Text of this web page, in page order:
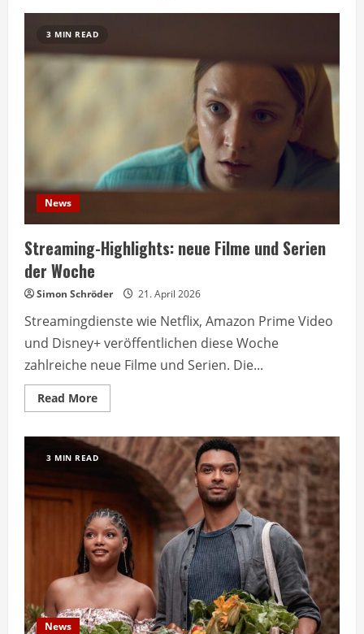
3 MIN READ
News
Streaming-Highlights: neue Filme und Serien
der Woche
Simon Schröder 21. April 2026
Streamingdienste wie Netflix, Amazon Prime Video
und Disney+ veröffentlichen diese Woche
zahlreiche neue Filme und Serien. Die...
Read MoreRead
more
Highlights:
neue
Filme
Woche
3 MIN READ
News